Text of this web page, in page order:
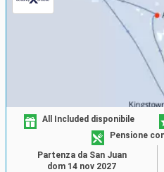
All Included disponibile
Pensione
Partenza da San Juan
dom 14 nov 2027